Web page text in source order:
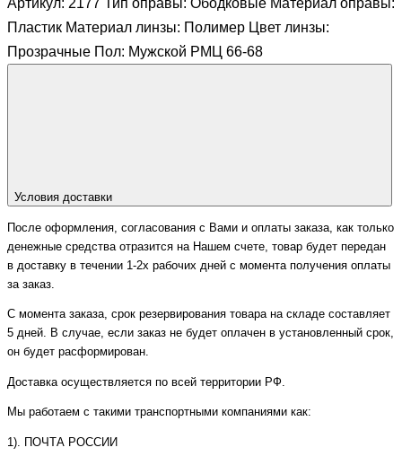
Артикул: 2177 Тип оправы: Ободковые Материал оправы:
Пластик Материал линзы: Полимер Цвет линзы:
Прозрачные Пол: Мужской РМЦ 66-68
Условия доставки
После оформления, согласования с Вами и оплаты заказа, как только
денежные средства отразится на Нашем счете, товар будет передан
в доставку в течении 1-2х рабочих дней с момента получения оплаты
за заказ.
С момента заказа, срок резервирования товара на складе составляет
5 дней. В случае, если заказ не будет оплачен в установленный срок,
он будет расформирован.
Доставка осуществляется по всей территории РФ.
Мы работаем с такими транспортными компаниями как:
1). ПОЧТА РОССИИ